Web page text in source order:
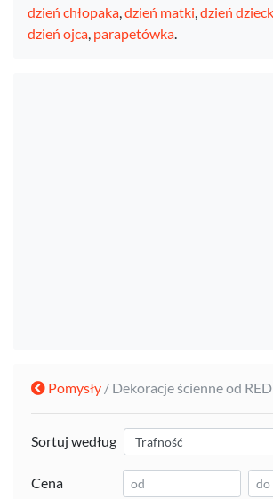
dzień chłopaka dzień matki dzień
dzień ojca parapetówka
Pomysły / Dekoracje ścienne od
Sortuj według
Cena